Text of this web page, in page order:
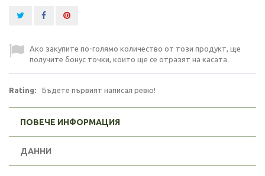
Ако закупите по-голямо количество от този продукт, ще
получите бонус точки, които ще се отразят на касата.
Rating: Бъдете първият написал ревю!
ПОВЕЧЕ ИНФОРМАЦИЯ
ДАННИ